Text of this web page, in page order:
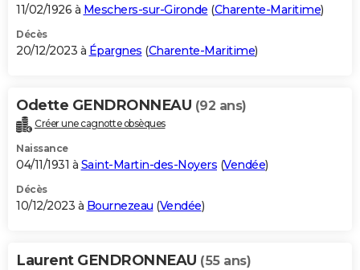
11/02/1926 à Meschers-sur-Gironde (Charente-Maritime)
Décès
20/12/2023 à Épargnes (Charente-Maritime)
Odette GENDRONNEAU (92 ans)
Créer une cagnotte obsèques
Naissance
04/11/1931 à Saint-Martin-des-Noyers (Vendée)
Décès
10/12/2023 à Bournezeau (Vendée)
Laurent GENDRONNEAU (55 ans)